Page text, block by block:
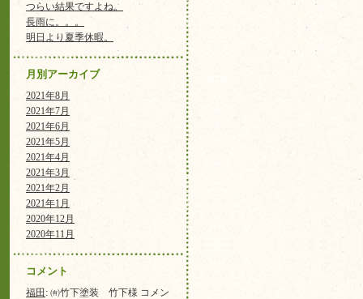
つらい結果ですよね。
長雨に。。。
明日より夏季休暇。
月別アーカイブ
2021年8月
2021年7月
2021年6月
2021年5月
2021年4月
2021年3月
2021年2月
2021年1月
2020年12月
2020年11月
コメント
福田 : ㈲竹下塗装 竹下様 コメン